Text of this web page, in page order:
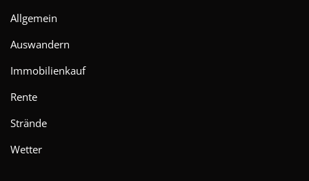
Allgemein
Auswandern
Immobilienkauf
Rente
Strände
Wetter